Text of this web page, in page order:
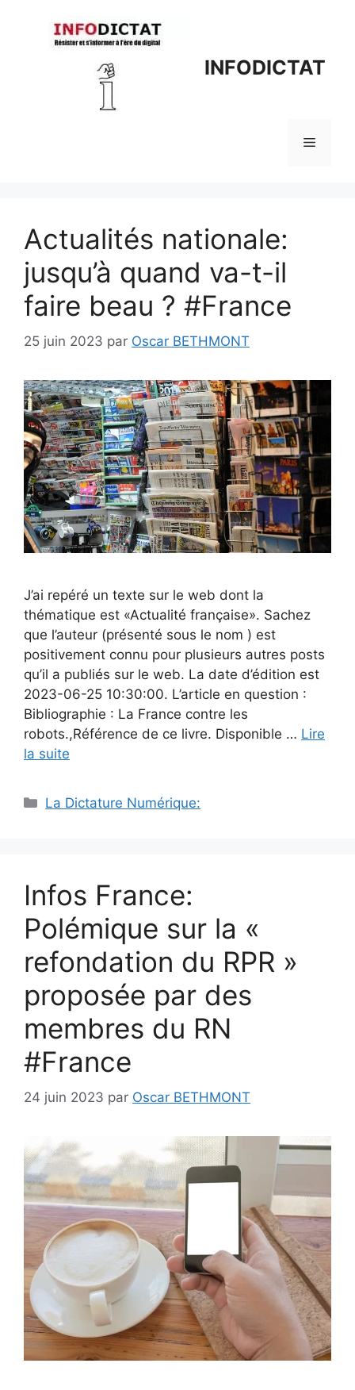
INFODICTAT
Menu
Actualités nationale:
jusqu’à quand va-t-il
faire beau ? #France
25 juin 2023 par Oscar BETHMONT
J’ai repéré un texte sur le web dont la
thématique est «Actualité française». Sachez
que l’auteur (présenté sous le nom ) est
positivement connu pour plusieurs autres posts
qu’il a publiés sur le web. La date d’édition est
2023-06-25 10:30:00. L’article en question :
Bibliographie : La France contre les
robots.,Référence de ce livre. Disponible … Lire
la suite
Catégories
La Dictature Numérique:
Infos France:
Polémique sur la «
refondation du RPR »
proposée par des
membres du RN
#France
24 juin 2023 par Oscar BETHMONT